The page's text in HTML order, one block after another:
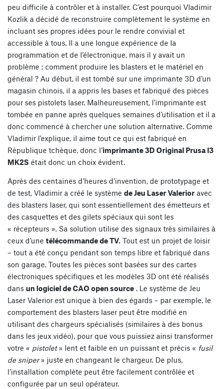
peu difficile à contrôler et à installer. C’est pourquoi Vladimir
Kozlik a décidé de reconstruire complètement le système en
incluant ses propres idées pour le rendre convivial et
accessible à tous. Il a une longue expérience de la
programmation et de l’électronique, mais il y avait un
problème : comment produire les blasters et le matériel en
général ? Au début, il est tombé sur une imprimante 3D d’un
magasin chinois, il a appris les bases et fabriqué des pièces
pour ses pistolets laser. Malheureusement, l’imprimante est
tombée en panne après quelques semaines d’utilisation et il a
donc commencé à chercher une solution alternative. Comme
Vladimir l’explique, il aime tout ce qui est fabriqué en
République tchèque, donc l’imprimante 3D Original Prusa I3
MK2S était donc un choix évident.
Après des centaines d’heures d’invention, de prototypage et
de test, Vladimir a créé le système de Jeu Laser Valerior avec
des blasters laser, qui sont essentiellement des émetteurs et
des casquettes et des gilets spéciaux qui sont les
« récepteurs ». Sa solution utilise des signaux très similaires à
ceux d’une télécommande de TV. Tout est un projet de loisir
– tout a été conçu pendant son temps libre et fabriqué dans
son garage. Toutes les pièces sont basées sur des cartes
électroniques spécifiques et les modèles 3D ont été réalisés
dans un logiciel de CAO open source . Le système de Jeu
Laser Valerior est unique à bien des égards – par exemple, le
comportement des blasters laser peut être modifié en
utilisant des chargeurs spécialisés (similaires à des bonus
dans les jeux vidéo), pour que vous puissiez ainsi transformer
votre « pistolet» lent et faible en un puissant et précis « fusil
de sniper» juste en changeant le chargeur. De plus,
l’installation complète peut être facilement contrôlée et
configurée par un seul opérateur.